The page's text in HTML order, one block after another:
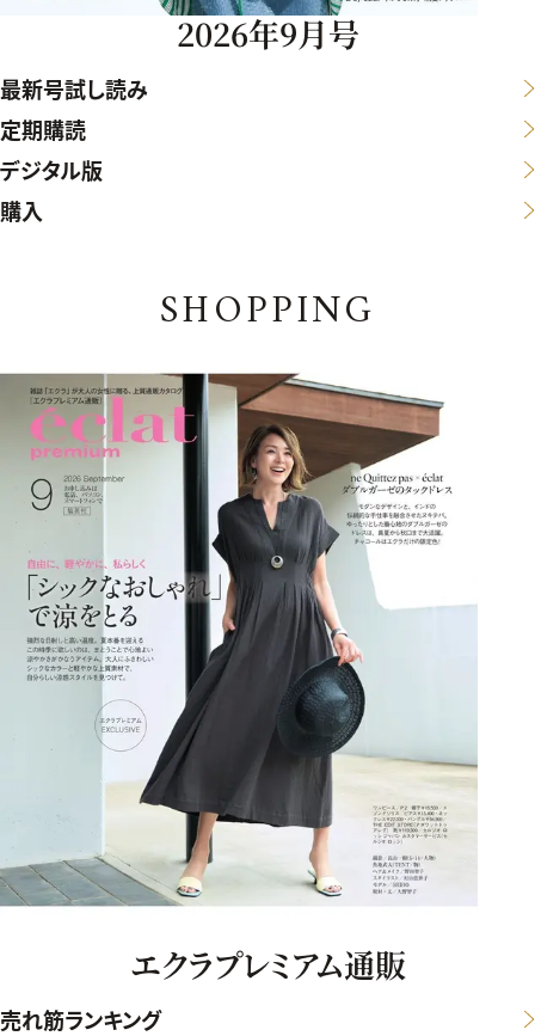
2026年9月号
最新号試し読み
定期購読
デジタル版
購入
SHOPPING
エクラプレミアム通販
売れ筋ランキング